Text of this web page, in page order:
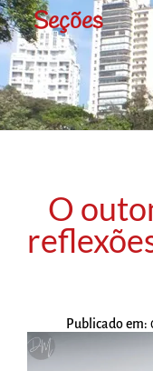
Seções
O
Publicado em: